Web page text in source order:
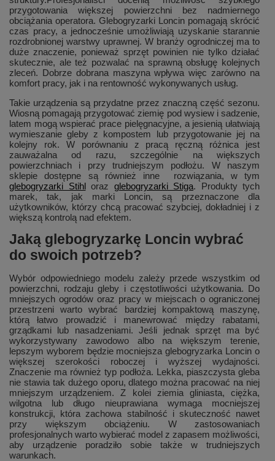
przygotowania większej powierzchni bez nadmiernego
obciążania operatora. Glebogryzarki Loncin pomagają skrócić
czas pracy, a jednocześnie umożliwiają uzyskanie starannie
rozdrobnionej warstwy uprawnej. W branży ogrodniczej ma to
duże znaczenie, ponieważ sprzęt powinien nie tylko działać
skutecznie, ale też pozwalać na sprawną obsługę kolejnych
zleceń. Dobrze dobrana maszyna wpływa więc zarówno na
komfort pracy, jak i na rentowność wykonywanych usług.
Takie urządzenia są przydatne przez znaczną część sezonu.
Wiosną pomagają przygotować ziemię pod wysiew i sadzenie,
latem mogą wspierać prace pielęgnacyjne, a jesienią ułatwiają
wymieszanie gleby z kompostem lub przygotowanie jej na
kolejny rok. W porównaniu z pracą ręczną różnica jest
zauważalna od razu, szczególnie na większych
powierzchniach i przy trudniejszym podłożu. W naszym
sklepie dostępne są również inne rozwiązania, w tym
glebogryzarki Stihloraz glebogryzarki Stiga. Produkty tych
marek, tak, jak marki Loncin, są przeznaczone dla
użytkowników, którzy chcą pracować szybciej, dokładniej i z
większą kontrolą nad efektem.
Jaką glebogryzarkę Loncin wybrać
do swoich potrzeb?
Wybór odpowiedniego modelu zależy przede wszystkim od
powierzchni, rodzaju gleby i częstotliwości użytkowania. Do
mniejszych ogrodów oraz pracy w miejscach o ograniczonej
przestrzeni warto wybrać bardziej kompaktową maszynę,
którą łatwo prowadzić i manewrować między rabatami,
grządkami lub nasadzeniami. Jeśli jednak sprzęt ma być
wykorzystywany zawodowo albo na większym terenie,
lepszym wyborem będzie mocniejsza glebogryzarka Loncin o
większej szerokości roboczej i wyższej wydajności.
Znaczenie ma również typ podłoża. Lekka, piaszczysta gleba
nie stawia tak dużego oporu, dlatego można pracować na niej
mniejszym urządzeniem. Z kolei ziemia gliniasta, ciężka,
wilgotna lub długo nieuprawiana wymaga mocniejszej
konstrukcji, która zachowa stabilność i skuteczność nawet
przy większym obciążeniu. W zastosowaniach
profesjonalnych warto wybierać model z zapasem możliwości,
aby urządzenie poradziło sobie także w trudniejszych
warunkach.